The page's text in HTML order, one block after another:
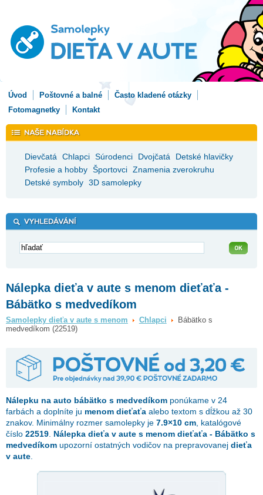
Úvod Poštovné a balné
Často kladené otázky
Fotomagnetky
Kontakt
Dievčatá Chlapci Súrodenci Dvojčatá
Detské hlavičky
Profesie a hobby Športovci Znamenia zverokruhu
Detské symboly 3D samolepky
Nálepka dieťa v aute s menom dieťaťa -
Bábätko s medvedíkom
Samolepky dieťa v aute s menom Chlapci
Bábätko s
medvedíkom (22519)
Nálepku na auto bábätko s medvedíkom ponúkame v 24
farbách a doplníte ju menom dieťaťa alebo textom s dĺžkou až 30
znakov. Minimálny rozmer samolepky je 7.9×10 cm , katalógové
číslo 22519 Nálepka dieťa v aute s menom dieťaťa - Bábätko s
medvedíkom upozorní ostatných vodičov na prepravovanej dieťa
v aute